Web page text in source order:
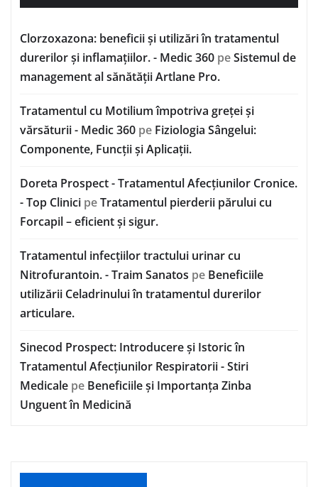
Clorzoxazona: beneficii și utilizări în tratamentul
durerilor și inflamațiilor. - Medic 360 peSistemul de
management al sănătății Artlane Pro.
Tratamentul cu Motilium împotriva greței și
vărsăturii - Medic 360 pe Fiziologia Sângelui:
Componente, Funcții și Aplicații.
Doreta Prospect - Tratamentul Afecțiunilor Cronice.
- Top Clinici peTratamentul pierderii părului cu
Forcapil – eficient și sigur.
Tratamentul infecțiilor tractului urinar cu
Nitrofurantoin. - Traim Sanatos pe Beneficiile
utilizării Celadrinului în tratamentul durerilor
articulare.
Sinecod Prospect: Introducere și Istoric în
Tratamentul Afecțiunilor Respiratorii - Stiri
Medicale pe Beneficiile și Importanța Zinba
Unguent în Medicină